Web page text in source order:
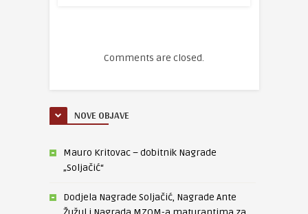
Comments are closed.
NOVE OBJAVE
Mauro Kritovac – dobitnik Nagrade
„Soljačić“
Dodjela Nagrade Soljačić, Nagrade Ante